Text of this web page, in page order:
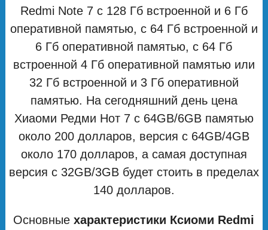
Redmi Note 7 с 128 Гб встроенной и 6 Гб
оперативной памятью, с 64 Гб встроенной и
6 Гб оперативной памятью, с 64 Гб
встроенной 4 Гб оперативной памятью или
32 Гб встроенной и 3 Гб оперативной
памятью. На сегодняшний день цена
Хиаоми Редми Нот 7 с 64GB/6GB памятью
около 200 долларов, версия с 64GB/4GB
около 170 долларов, а самая доступная
версия с 32GB/3GB будет стоить в пределах
140 долларов.
Основныехарактеристики Ксиоми Redmi